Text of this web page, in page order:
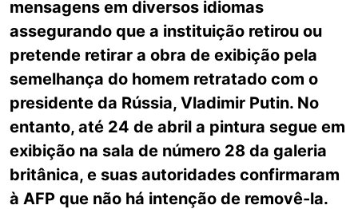
mensagens em diversos idiomas
assegurando que a instituição retirou ou
pretende retirar a obra de exibição pela
semelhança do homem retratado com o
presidente da Rússia, Vladimir Putin. No
entanto, até 24 de abril a pintura segue em
exibição na sala de número 28 da galeria
britânica, e suas autoridades confirmaram
à AFP que não há intenção de removê-la.